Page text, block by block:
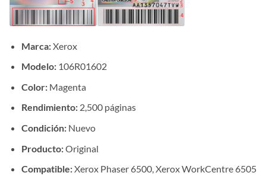
Marca:Xerox
Modelo:106R01602
Color:Magenta
Rendimiento:2,500 páginas
Condición:Nuevo
Producto:Original
Compatible:Xerox Phaser 6500, Xerox WorkCentre 6505